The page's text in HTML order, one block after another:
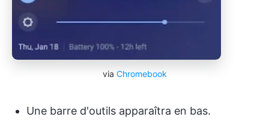
via Chromebook
Une barre d'outils apparaîtra en bas.